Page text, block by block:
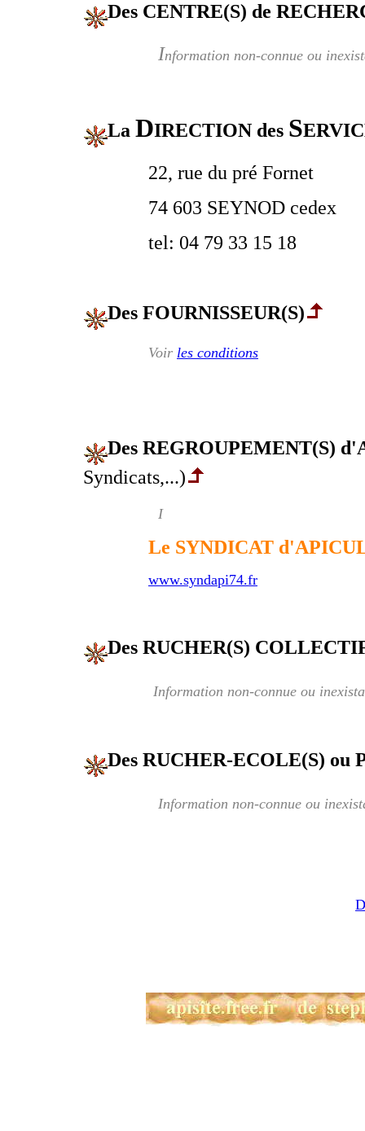
Des CENTRE(S) de
Information non-connue ou
La DIRECTION des S
22, rue du pré Fornet
74 603 SEYNOD cedex
tel: 04 79 33 15 18
Des FOURNISSEUR(S)
Voir les conditions
Des REGROUPEMENT(S)
Syndicats,...)
I
Le SYNDICAT
www.syndapi74.fr
Des RUCHER(S)
Information non-connue ou
Des RUCHER-ECOLE(S) ou
Information non-connue ou